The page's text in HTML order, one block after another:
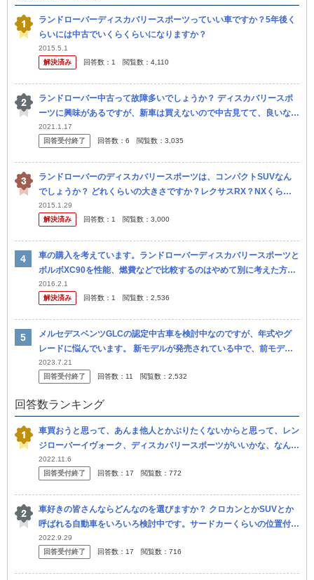
ランドローバーディスカバリースポーツっていい車ですか？5年後く
らいには中古でいくらくらいになりますか？
2015.5.1
解決済み
回答数： 1 閲覧数： 4,110
ランドローバー中古って故障多いでしょうか？ ディスカバリースポ
ーツに興味があるですが、新車は買えないので中古見てて、良いなぁ
と思ったのは7万キロ走行車なんです。
2021.1.17
回答受付終了
回答数： 6 閲覧数： 3,035
ランドローバーのディスカバリースポーツは、コンパクトSUVなん
でしょうか？ どれくらいの大きさですか？レクサスRX？NXくら
い？
2015.1.29
解決済み
回答数： 1 閲覧数： 3,000
車の購入を考えています。ランドローバーディスカバリースポーツと
ボルボXC90を性能、燃費などで比較するのはやめて別に考えた方が
よいでしょうか？
2016.2.1
解決済み
回答数： 1 閲覧数： 2,536
メルセデスベンツGLCの認定中古車を検討中なのですが、年式やグ
レードに悩んでいます。 新モデルが発売されている中で、前モデル
の後期（AMGラインなど）を600万前後で購入するのはやめておい
た方が...
2023.7.21
回答受付終了
回答数： 11 閲覧数： 2,532
回答数ランキング
車買おうと思って、あんま他人とかぶりたくないからと思って、レン
ジローバーイヴォーク、ディスカバリースポーツがいいかな、なんて
思ってるんですけど、 けっこういるんですね。 もっと、売れてな
い、かぶ...
2022.11.6
回答受付終了
回答数： 17 閲覧数： 772
車好きの皆さんならどんなのを選びますか？ クロカンとかSUVとか
呼ばれる自動車をいろいろ検討中です。サードカーくらいの位置付け
ですので中古でも新車でもよく、年式も距離も予算もピンキリです。
できれ...
2022.9.29
回答受付終了
回答数： 17 閲覧数： 716